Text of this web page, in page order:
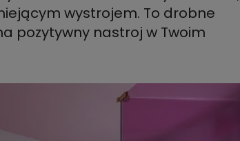
wystrojem. To drobne
pozytywny nastroj w Twoim